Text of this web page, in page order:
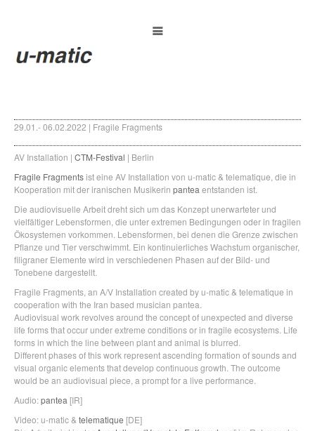
29.01.- 06.02.2022 | Fragile Fragments
AV Installation | CTM-Festival | Berlin
Fragile Fragmentsist eine AV Installation von u-matic & telematique, die in
Kooperation mit der iranischen Musikerin pantea entstanden ist.
Die audiovisuelle Arbeit dreht sich um das Konzept unerwarteter und
vielfältiger Lebensformen, die unter extremen Bedingungen oder in fragilen
Ökosystemen vorkommen. Lebensformen, bei denen die Grenze zwischen
Pflanze und Tier verschwimmt. Ein kontinuierliches Wachstum organischer,
filigraner Elemente wird in verschiedenen Phasen auf der Bild- und
Tonebene dargestellt.
Fragile Fragments, an A/V Installation created by u-matic & telematique in
cooperation with the Iran based musician pantea.
Audiovisual work revolves around the concept of unexpected and diverse
life forms that occur under extreme conditions or in fragile ecosystems. Life
forms in which the line between plant and animal is blurred.
Different phases of this work represent ascending formation of sounds and
visual organic elements that develop continuous growth. The outcome
would be an audiovisual piece, a prompt for a live performance.
Audio:pantea [IR]
Video: u-matic & telematique [DE]